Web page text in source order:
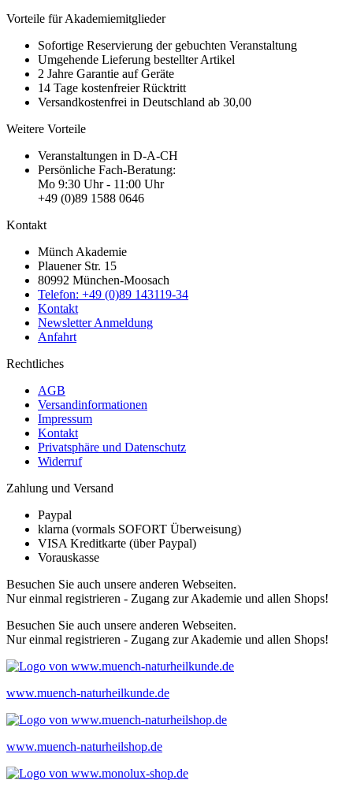
Vorteile für Akademiemitglieder
Sofortige Reservierung der gebuchten Veranstaltung
Umgehende Lieferung bestellter Artikel
2 Jahre Garantie auf Geräte
14 Tage kostenfreier Rücktritt
Versandkostenfrei in Deutschland ab 30,00
Weitere Vorteile
Veranstaltungen in D-A-CH
Persönliche Fach-Beratung:
Mo 9:30 Uhr - 11:00 Uhr
+49 (0)89 1588 0646
Kontakt
Münch Akademie
Plauener Str. 15
80992 München-Moosach
Telefon: +49 (0)89 143119-34
Kontakt
Newsletter Anmeldung
Anfahrt
Rechtliches
AGB
Versandinformationen
Impressum
Kontakt
Privatsphäre und Datenschutz
Widerruf
Zahlung und Versand
Paypal
klarna (vormals SOFORT Überweisung)
VISA Kreditkarte (über Paypal)
Vorauskasse
Besuchen Sie auch unsere anderen Webseiten.
Nur einmal registrieren - Zugang zur Akademie und allen Shops!
Besuchen Sie auch unsere anderen Webseiten.
Nur einmal registrieren - Zugang zur Akademie und allen Shops!
www.muench-naturheilkunde.de
www.muench-naturheilshop.de